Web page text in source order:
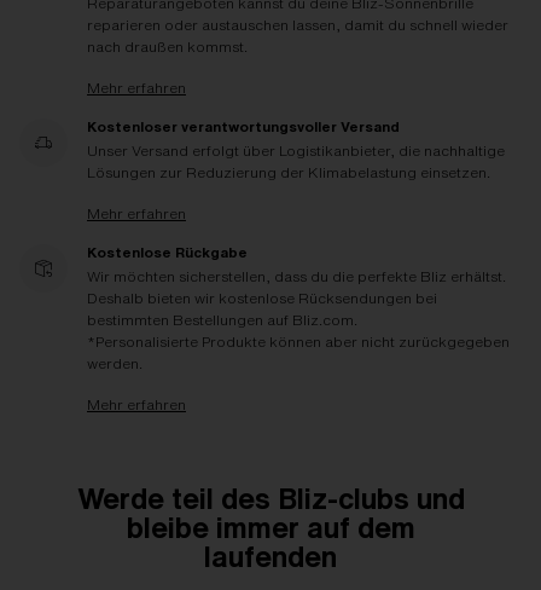
reparieren oder austauschen lassen, damit du schnell wieder
nach draußen kommst.
Mehr erfahren
Kostenloser verantwortungsvoller Versand
Unser Versand erfolgt über Logistikanbieter, die nachhaltige
Lösungen zur Reduzierung der Klimabelastung einsetzen.
Mehr erfahren
Kostenlose Rückgabe
Wir möchten sicherstellen, dass du die perfekte Bliz erhältst.
Deshalb bieten wir kostenlose Rücksendungen bei
bestimmten Bestellungen auf Bliz.com.
*Personalisierte Produkte können aber nicht zurückgegeben
werden.
Mehr erfahren
Werde teil des Bliz-clubs und
bleibe immer auf dem
laufenden